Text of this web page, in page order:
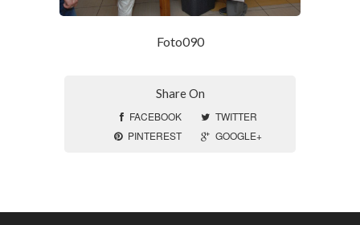
Foto090
Share On
FACEBOOK
TWITTER
PINTEREST
GOOGLE+